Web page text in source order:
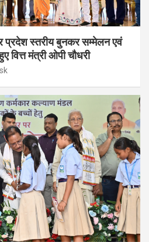
प्रदेश स्तरीय बुनकर सम्मेलन एवं
वित्त मंत्री ओपी चौधरी